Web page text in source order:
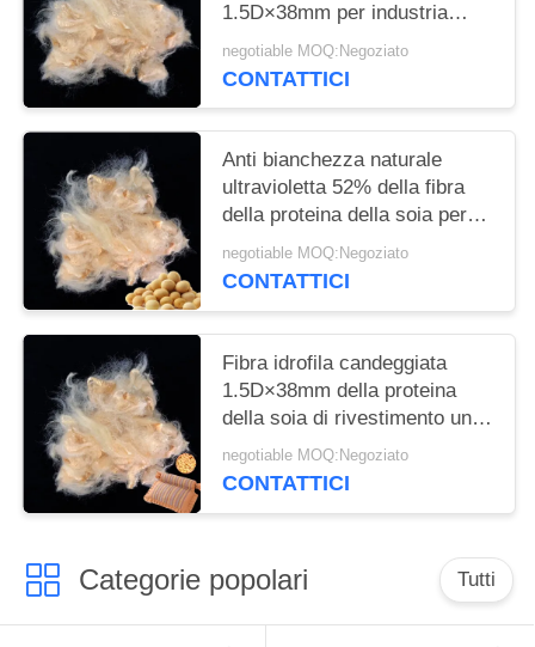
1.5D×38mm per industria
tessile
negotiable MOQ:Negoziato
CONTATTICI
Anti bianchezza naturale
ultravioletta 52% della fibra
della proteina della soia per
riempire
negotiable MOQ:Negoziato
CONTATTICI
Fibra idrofila candeggiata
1.5D×38mm della proteina
della soia di rivestimento un
grado
negotiable MOQ:Negoziato
CONTATTICI
Categorie popolari Tutti